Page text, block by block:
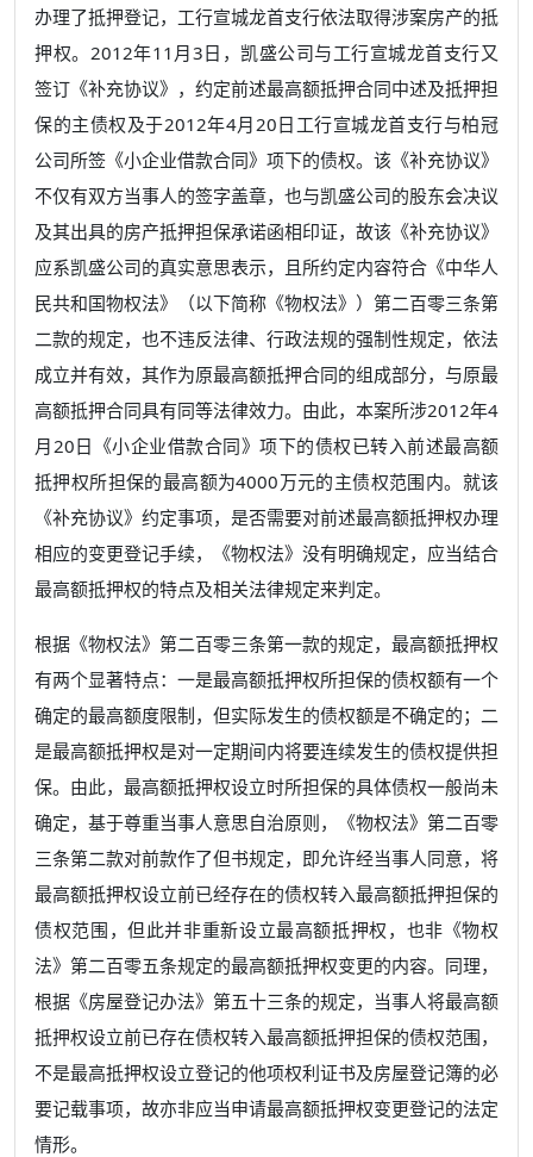
办理了抵押登记，工行宣城龙首支行依法取得涉案房产的抵
押权。2012年11月3日，凯盛公司与工行宣城龙首支行又
签订《补充协议》，约定前述最高额抵押合同中述及抵押担
保的主债权及于2012年4月20日工行宣城龙首支行与柏冠
公司所签《小企业借款合同》项下的债权。该《补充协议》
不仅有双方当事人的签字盖章，也与凯盛公司的股东会决议
及其出具的房产抵押担保承诺函相印证，故该《补充协议》
应系凯盛公司的真实意思表示，且所约定内容符合《中华人
民共和国物权法》（以下简称《物权法》）第二百零三条第
二款的规定，也不违反法律、行政法规的强制性规定，依法
成立并有效，其作为原最高额抵押合同的组成部分，与原最
高额抵押合同具有同等法律效力。由此，本案所涉2012年4
月20日《小企业借款合同》项下的债权已转入前述最高额
抵押权所担保的最高额为4000万元的主债权范围内。就该
《补充协议》约定事项，是否需要对前述最高额抵押权办理
相应的变更登记手续，《物权法》没有明确规定，应当结合
最高额抵押权的特点及相关法律规定来判定。
根据《物权法》第二百零三条第一款的规定，最高额抵押权
有两个显著特点：一是最高额抵押权所担保的债权额有一个
确定的最高额度限制，但实际发生的债权额是不确定的；二
是最高额抵押权是对一定期间内将要连续发生的债权提供担
保。由此，最高额抵押权设立时所担保的具体债权一般尚未
确定，基于尊重当事人意思自治原则，《物权法》第二百零
三条第二款对前款作了但书规定，即允许经当事人同意，将
最高额抵押权设立前已经存在的债权转入最高额抵押担保的
债权范围，但此并非重新设立最高额抵押权，也非《物权
法》第二百零五条规定的最高额抵押权变更的内容。同理，
根据《房屋登记办法》第五十三条的规定，当事人将最高额
抵押权设立前已存在债权转入最高额抵押担保的债权范围，
不是最高抵押权设立登记的他项权利证书及房屋登记簿的必
要记载事项，故亦非应当申请最高额抵押权变更登记的法定
情形。